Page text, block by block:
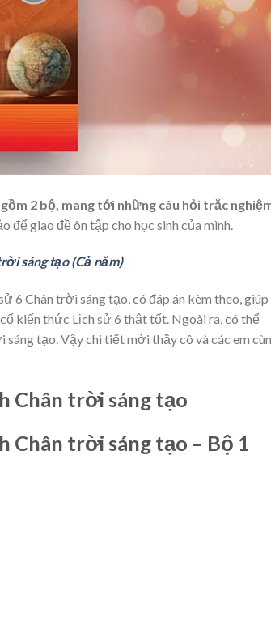
2 bộ, mang tới những câu hỏi trắc
để giao đề ôn tập cho học sinh của mình.
sáng tạo (Cả năm)
6 Chân trời sáng tạo, có đáp án kèm theo, giúp
kiến thức Lịch sử 6 thật tốt. Ngoài ra, có thể
tạo. Vậy chi tiết mời thầy cô và các em
Chân trời sáng tạo
Chân trời sáng tạo – Bộ 1